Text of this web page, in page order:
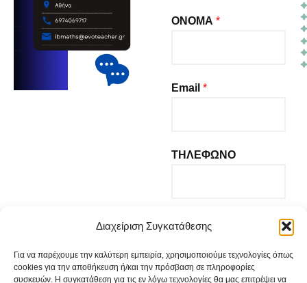
Διαχείριση Συγκατάθεσης
Για να παρέχουμε την καλύτερη εμπειρία, χρησιμοποιούμε τεχνολογίες όπως
cookies για την αποθήκευση ή/και την πρόσβαση σε πληροφορίες
συσκευών. Η συγκατάθεση για τις εν λόγω τεχνολογίες θα μας επιτρέψει να
ΟΝΟΜΑ*
Email*
ΤΗΛΕΦΩΝΟ
ΜΗΝΥΜΑ